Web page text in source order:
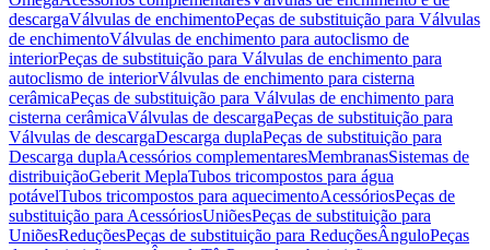
descargaVálvulas de enchimentoPeças de substituição para Válvulas
de enchimentoVálvulas de enchimento para autoclismo de
interiorPeças de substituição para Válvulas de enchimento para
autoclismo de interiorVálvulas de enchimento para cisterna
cerâmicaPeças de substituição para Válvulas de enchimento para
cisterna cerâmicaVálvulas de descargaPeças de substituição para
Válvulas de descargaDescarga duplaPeças de substituição para
Descarga duplaAcessórios complementaresMembranasSistemas de
distribuiçãoGeberit MeplaTubos tricompostos para água
potávelTubos tricompostos para aquecimentoAcessóriosPeças de
substituição para AcessóriosUniõesPeças de substituição para
UniõesReduçõesPeças de substituição para ReduçõesÂnguloPeças